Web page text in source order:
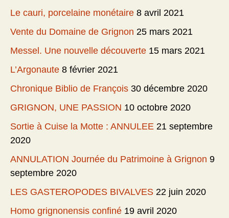
Le cauri, porcelaine monétaire 8 avril 2021
Vente du Domaine de Grignon 25 mars 2021
Messel. Une nouvelle découverte 15 mars 2021
L’Argonaute 8 février 2021
Chronique Biblio de François 30 décembre 2020
GRIGNON, UNE PASSION 10 octobre 2020
Sortie à Cuise la Motte : ANNULEE 21 septembre
2020
ANNULATION Journée du Patrimoine à Grignon 9
septembre 2020
LES GASTEROPODES BIVALVES 22 juin 2020
Homo grignonensis confiné 19 avril 2020